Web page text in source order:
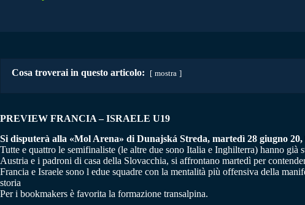
Cosa troverai in questo articolo: mostra
PREVIEW FRANCIA – ISRAELE U19
Si disputerà alla «Mol Arena» di Dunajská Streda, martedì 28 giugno
Tutte e quattro le semifinaliste (le altre due sono Italia e Inghilterra) hanno
Austria e i padroni di casa della Slovacchia, si affrontano martedì per
Francia e Israele sono l edue squadre con la mentalità più offensiva della
storia
Per i bookmakers è favorita la formazione transalpina.